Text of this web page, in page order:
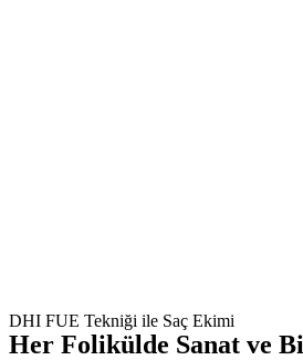
DHI FUE Tekniği ile Saç Ekimi
Her Folikülde Sanat ve